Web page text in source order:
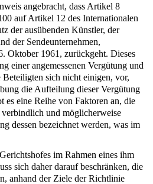
angebracht, dass Artikel 8
auf Artikel 12 des Internationalen
der ausübenden Künstler, der
der Sendeunternehmen,
Oktober 1961, zurückgeht. Dieses
einer angemessenen Vergütung und
sich nicht einigen, vor,
die Aufteilung dieser Vergütung
es eine Reihe von Faktoren an, die
und möglicherweise
dessen bezeichnet werden, was im
im Rahmen eines ihm
sich daher darauf beschränken, die
anhand der Ziele der Richtlinie